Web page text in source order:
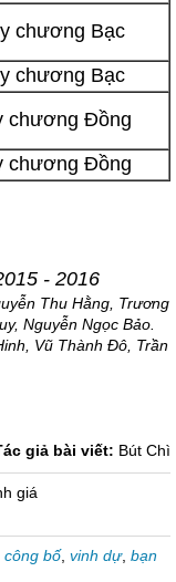
chương Bạc
chương Bạc
chương Đồng
chương Đồng
- 2016
Thu Hằng, Trương
Nguyễn Ngọc Bảo.
Vũ Thành Đô, Trần
giả bài viết: Bút Chì
giá
công bố, vinh dự, bạn